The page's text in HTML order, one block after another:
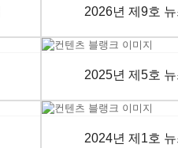
2026년 제9호
2025년 제5호
2024년 제1호